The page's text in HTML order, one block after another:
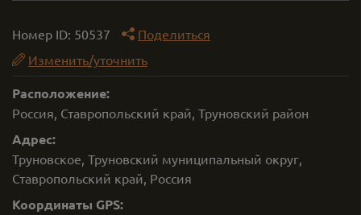
Номер ID: 50537
Поделиться
Изменить/уточнить
Расположение:
Россия, Ставропольский край, Труновский район
Адрес:
Труновское, Труновский муниципальный округ,
Ставропольский край, Россия
Координаты GPS: